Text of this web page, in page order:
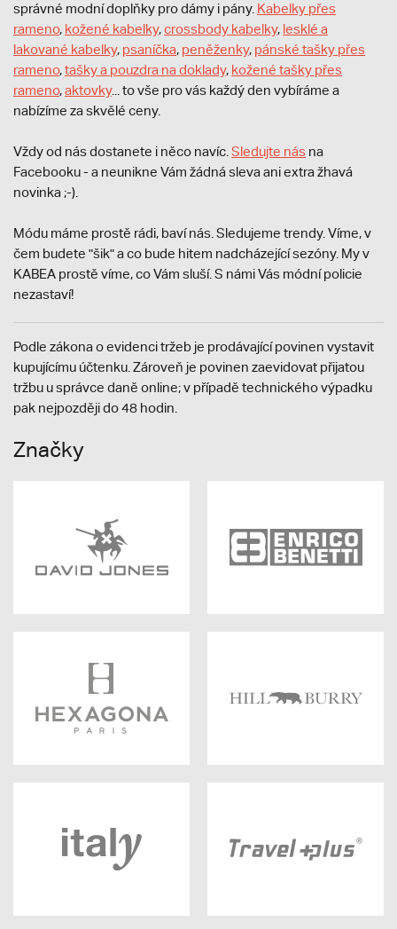
správné modní doplňky pro dámy i pány. Kabelky přes
rameno, kožené kabelky,crossbody kabelky, lesklé a
lakované kabelky, psaníčka, peněženky, pánské tašky přes
rameno,tašky a pouzdra na doklady, kožené tašky přes
rameno,aktovky... to vše pro vás každý den vybíráme a
nabízíme za skvělé ceny.
Vždy od nás dostanete i něco navíc. Sledujte nás na
Facebooku - a neunikne Vám žádná sleva ani extra žhavá
novinka ;-).
Módu máme prostě rádi, baví nás. Sledujeme trendy. Víme, v
čem budete "šik" a co bude hitem nadcházející sezóny. My v
KABEA prostě víme, co Vám sluší. S námi Vás módní policie
nezastaví!
Podle zákona o evidenci tržeb je prodávající povinen vystavit
kupujícímu účtenku. Zároveň je povinen zaevidovat přijatou
tržbu u správce daně online; v případě technického výpadku
pak nejpozději do 48 hodin.
Značky